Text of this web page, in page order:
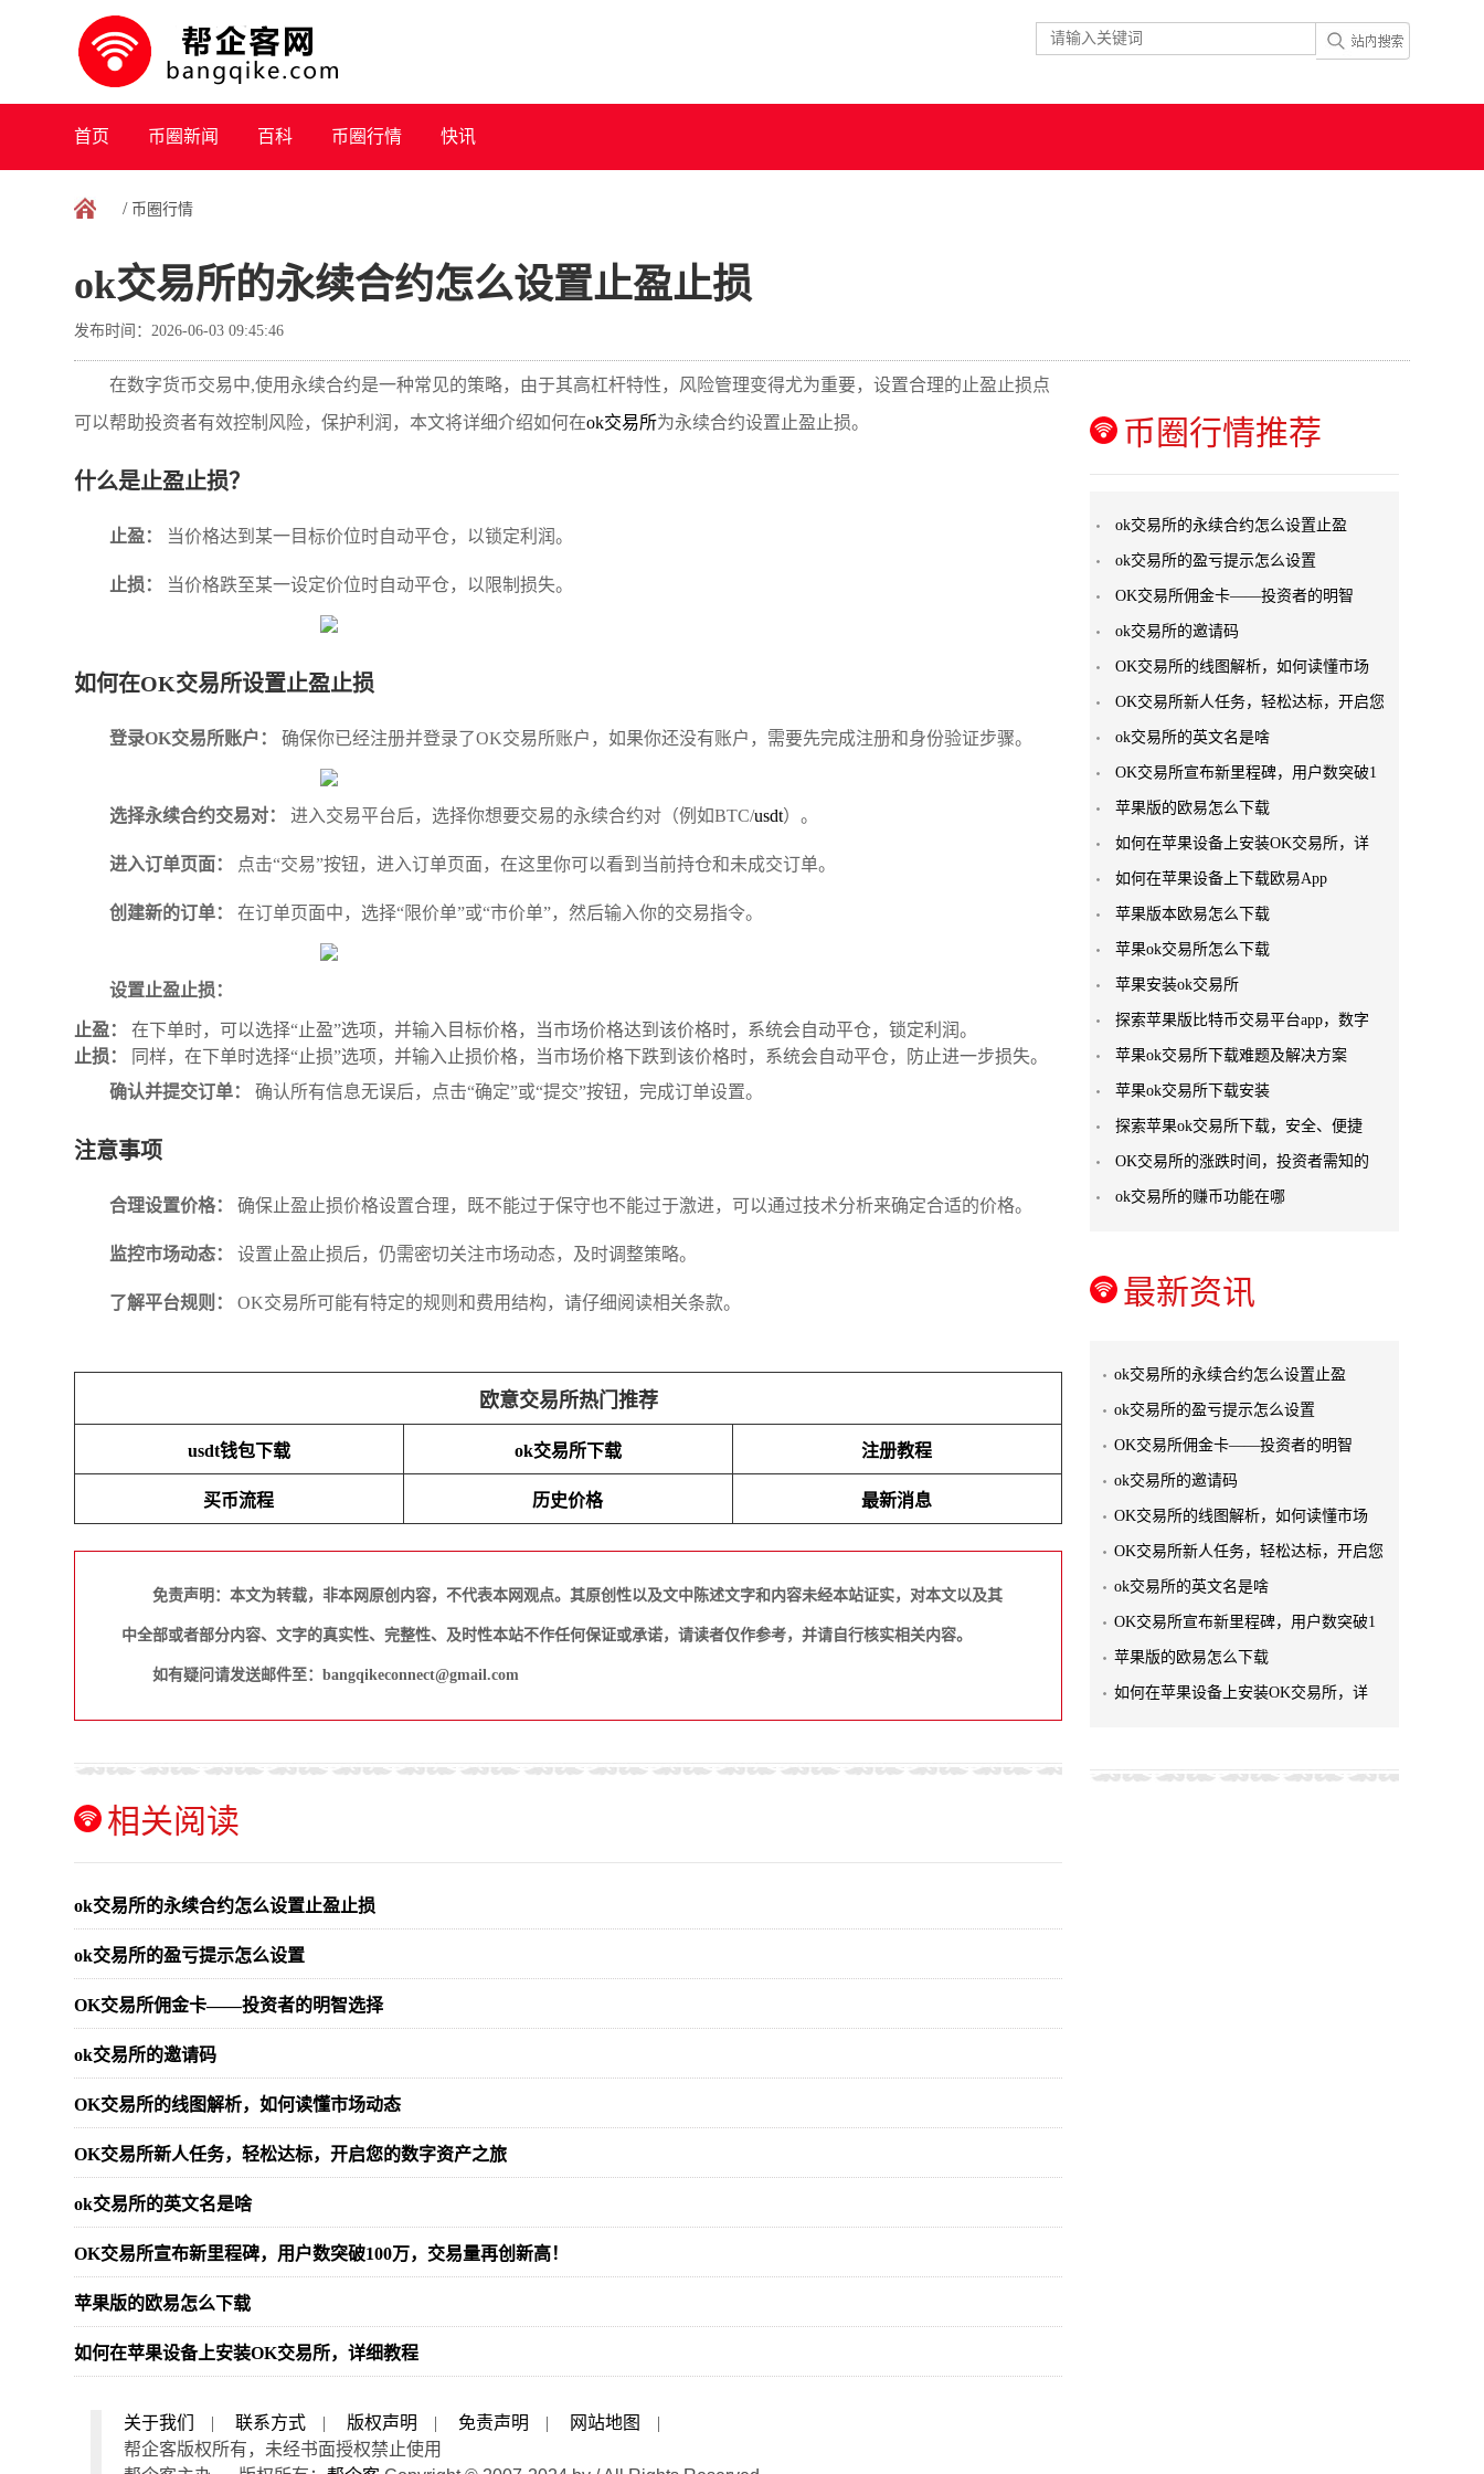
首页 币圈新闻 百科 币圈行情 快讯
/ 币圈行情
ok交易所的永续合约怎么设置止盈止损
发布时间：2026-06-03 09:45:46
在数字货币交易中,使用永续合约是一种常见的策略，由于其高杠杆特性，风险管理变得尤为重要，设置合理的止盈止损点
可以帮助投资者有效控制风险，保护利润，本文将详细介绍如何在ok交易所为永续合约设置止盈止损。
什么是止盈止损？
止盈： 当价格达到某一目标价位时自动平仓，以锁定利润。
止损： 当价格跌至某一设定价位时自动平仓，以限制损失。
如何在OK交易所设置止盈止损
登录OK交易所账户： 确保你已经注册并登录了OK交易所账户，如果你还没有账户，需要先完成注册和身份验证步骤。
选择永续合约交易对： 进入交易平台后，选择你想要交易的永续合约对（例如BTC/usdt）。
进入订单页面： 点击“交易”按钮，进入订单页面，在这里你可以看到当前持仓和未成交订单。
创建新的订单： 在订单页面中，选择“限价单”或“市价单”，然后输入你的交易指令。
设置止盈止损：
止盈：
在下单时，可以选择“止盈”选项，并输入目标价格，当市场价格达到该价格时，系统会自动平仓，锁定利润。
止损：
同样，在下单时选择“止损”选项，并输入止损价格，当市场价格下跌到该价格时，系统会自动平仓，防止进一步损失。
确认并提交订单：
确认所有信息无误后，点击“确定”或“提交”按钮，完成订单设置。
注意事项
合理设置价格： 确保止盈止损价格设置合理，既不能过于保守也不能过于激进，可以通过技术分析来确定合适的价格。
监控市场动态： 设置止盈止损后，仍需密切关注市场动态，及时调整策略。
了解平台规则： OK交易所可能有特定的规则和费用结构，请仔细阅读相关条款。
欧意交易所热门推荐
usdt钱包下载 ok交易所下载 注册教程
买币流程 历史价格 最新消息
免责声明：本文为转载，非本网原创内容，不代表本网观点。其原创性以及文中陈述文字和内容未经本站证实，对本文以及其
中全部或者部分内容、文字的真实性、完整性、及时性本站不作任何保证或承诺，请读者仅作参考，并请自行核实相关内容。
如有疑问请发送邮件至：bangqikeconnect@gmail.com
相关阅读
ok交易所的永续合约怎么设置止盈止损
ok交易所的盈亏提示怎么设置
OK交易所佣金卡——投资者的明智选择
ok交易所的邀请码
OK交易所的线图解析，如何读懂市场动态
OK交易所新人任务，轻松达标，开启您的数字资产之旅
ok交易所的英文名是啥
OK交易所宣布新里程碑，用户数突破100万，交易量再创新高！
苹果版的欧易怎么下载
如何在苹果设备上安装OK交易所，详细教程
币圈行情推荐
ok交易所的永续合约怎么设置止盈
ok交易所的盈亏提示怎么设置
OK交易所佣金卡——投资者的明智
ok交易所的邀请码
OK交易所的线图解析，如何读懂市场
OK交易所新人任务，轻松达标，开启您
ok交易所的英文名是啥
OK交易所宣布新里程碑，用户数突破1
苹果版的欧易怎么下载
如何在苹果设备上安装OK交易所，详
如何在苹果设备上下载欧易App
苹果版本欧易怎么下载
苹果ok交易所怎么下载
苹果安装ok交易所
探索苹果版比特币交易平台app，数字
苹果ok交易所下载难题及解决方案
苹果ok交易所下载安装
探索苹果ok交易所下载，安全、便捷
OK交易所的涨跌时间，投资者需知的
ok交易所的赚币功能在哪
最新资讯
ok交易所的永续合约怎么设置止盈
ok交易所的盈亏提示怎么设置
OK交易所佣金卡——投资者的明智
ok交易所的邀请码
OK交易所的线图解析，如何读懂市场
OK交易所新人任务，轻松达标，开启您
ok交易所的英文名是啥
OK交易所宣布新里程碑，用户数突破1
苹果版的欧易怎么下载
如何在苹果设备上安装OK交易所，详
关于我们 | 联系方式 | 版权声明 | 免责声明 | 网站地图
|
帮企客版权所有，未经书面授权禁止使用